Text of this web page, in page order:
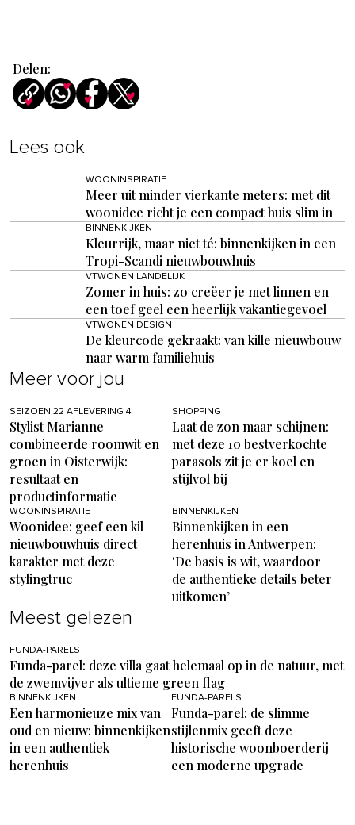
Delen:
Lees ook
WOONINSPIRATIE
Meer uit minder vierkante meters: met dit
woonidee richt je een compact huis slim in
BINNENKIJKEN
Kleurrijk, maar niet té: binnenkijken in een
Tropi-Scandi nieuwbouwhuis
VTWONEN LANDELIJK
Zomer in huis: zo creëer je met linnen en
een toef geel een heerlijk vakantiegevoel
VTWONEN DESIGN
De kleurcode gekraakt: van kille nieuwbouw
naar warm familiehuis
Meer voor jou
SEIZOEN 22 AFLEVERING 4
Stylist Marianne
combineerde roomwit en
groen in Oisterwijk:
resultaat en
productinformatie
SHOPPING
Laat de zon maar schijnen:
met deze 10 bestverkochte
parasols zit je er koel en
stijlvol bij
WOONINSPIRATIE
Woonidee: geef een kil
nieuwbouwhuis direct
karakter met deze
stylingtruc
BINNENKIJKEN
Binnenkijken in een
herenhuis in Antwerpen:
‘De basis is wit, waardoor
de authentieke details beter
uitkomen’
Meest gelezen
FUNDA-PARELS
Funda-parel: deze villa gaat helemaal op in de natuur, met
de zwemvijver als ultieme green flag
BINNENKIJKEN
Een harmonieuze mix van
oud en nieuw: binnenkijken
in een authentiek
herenhuis
FUNDA-PARELS
Funda-parel: de slimme
stijlenmix geeft deze
historische woonboerderij
een moderne upgrade